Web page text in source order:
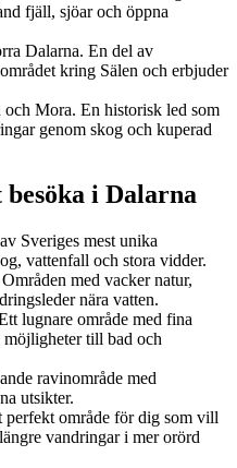
fjäll, sjöar och öppna
Dalarna. En del av
kring Sälen och erbjuder
och Mora. En historisk led som
genom skog och kuperad
i Dalarna
Sveriges mest unika
vattenfall och stora vidder.
med vacker natur,
nära vatten.
lugnare område med fina
möjligheter till bad och
ravinområde med
utsikter.
område för dig som vill
vandringar i mer orörd